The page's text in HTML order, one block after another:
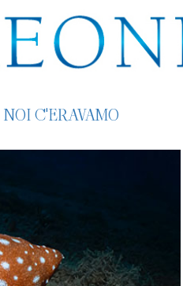
NOI C'ERAVAMO